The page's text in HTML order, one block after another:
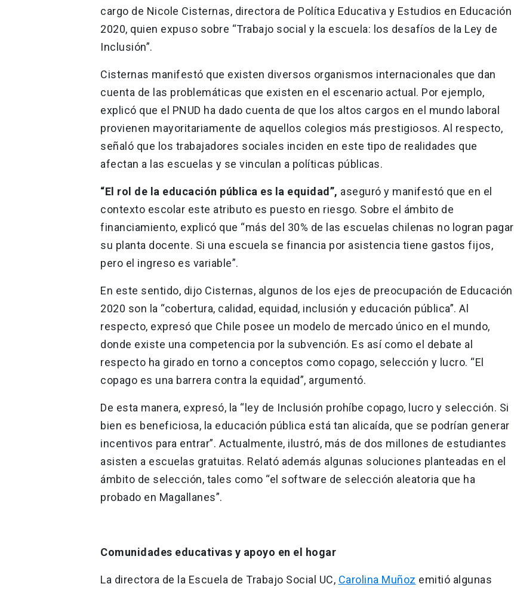
cargo de Nicole Cisternas, directora de Política Educativa y Estudios en Educación
2020, quien expuso sobre “Trabajo social y la escuela: los desafíos de la Ley de
Inclusión”.
Cisternas manifestó que existen diversos organismos internacionales que dan
cuenta de las problemáticas que existen en el escenario actual. Por ejemplo,
explicó que el PNUD ha dado cuenta de que los altos cargos en el mundo laboral
provienen mayoritariamente de aquellos colegios más prestigiosos. Al respecto,
señaló que los trabajadores sociales inciden en este tipo de realidades que
afectan a las escuelas y se vinculan a políticas públicas.
“El rol de la educación pública es la equidad”, aseguró y manifestó que en el
contexto escolar este atributo es puesto en riesgo. Sobre el ámbito de
financiamiento, explicó que “más del 30% de las escuelas chilenas no logran pagar
su planta docente. Si una escuela se financia por asistencia tiene gastos fijos,
pero el ingreso es variable”.
En este sentido, dijo Cisternas, algunos de los ejes de preocupación de Educación
2020 son la “cobertura, calidad, equidad, inclusión y educación pública”. Al
respecto, expresó que Chile posee un modelo de mercado único en el mundo,
donde existe una competencia por la subvención. Es así como el debate al
respecto ha girado en torno a conceptos como copago, selección y lucro. “El
copago es una barrera contra la equidad”, argumentó.
De esta manera, expresó, la “ley de Inclusión prohíbe copago, lucro y selección. Si
bien es beneficiosa, la educación pública está tan alicaída, que se podrían generar
incentivos para entrar”. Actualmente, ilustró, más de dos millones de estudiantes
asisten a escuelas gratuitas. Relató además algunas soluciones planteadas en el
ámbito de selección, tales como “el software de selección aleatoria que ha
probado en Magallanes”.
Comunidades educativas y apoyo en el hogar
La directora de la Escuela de Trabajo Social UC, Carolina Muñoz emitió algunas